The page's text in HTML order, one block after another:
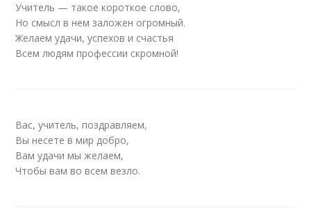
Учитель — такое короткое слово,
Но смысл в нем заложен огромный.
Желаем удачи, успехов и счастья
Всем людям профессии скромной!
Вас, учитель, поздравляем,
Вы несете в мир добро,
Вам удачи мы желаем,
Чтобы вам во всем везло.